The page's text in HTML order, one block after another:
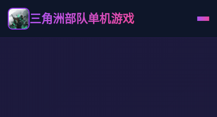
三角洲部队单机游戏